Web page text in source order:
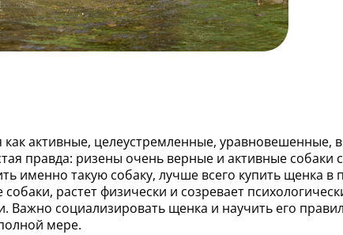
активные, целеустремленные,
правда: ризены очень верные и активные
именно такую собаку, лучше всего купить щенка
растет физически и созревает
Важно социализировать щенка и научить его
мере.